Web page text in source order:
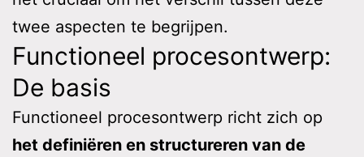
twee aspecten te begrijpen.
Functioneel procesontwerp:
De basis
Functioneel procesontwerp richt zich op
het definiëren en structureren van de